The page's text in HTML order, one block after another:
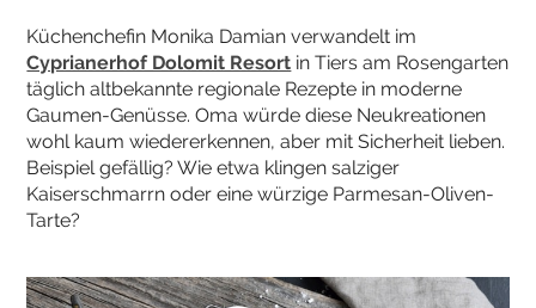
Küchenchefin Monika Damian verwandelt im
Cyprianerhof Dolomit Resort in Tiers am Rosengarten
täglich altbekannte regionale Rezepte in moderne
Gaumen-Genüsse. Oma würde diese Neukreationen
wohl kaum wiedererkennen, aber mit Sicherheit lieben.
Beispiel gefällig? Wie etwa klingen salziger
Kaiserschmarrn oder eine würzige Parmesan-Oliven-
Tarte?